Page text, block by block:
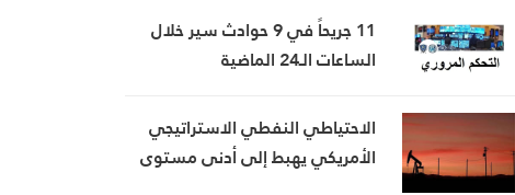
11 جريحاً في 9 حوادث سير خلال
الساعات الـ24 الماضية
الاحتياطي النفطي الاستراتيجي
الأمريكي يهبط إلى أدنى مستوى